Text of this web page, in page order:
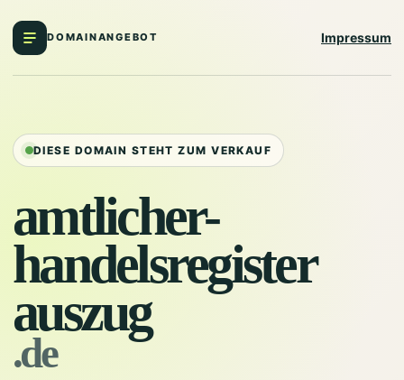
DOMAINANGEBOT Impressum
DIESE DOMAIN STEHT ZUM VERKAUF
amtlicher-
handelsregister
auszug
.de